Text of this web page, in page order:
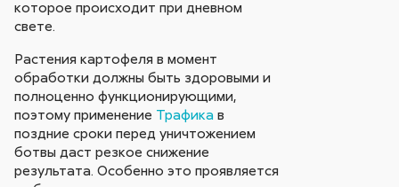
которое происходит при дневном
свете.
Растения картофеля в момент
обработки должны быть здоровыми и
полноценно функционирующими,
поэтому применение Трафика в
поздние сроки перед уничтожением
ботвы даст резкое снижение
результата. Особенно это проявляется